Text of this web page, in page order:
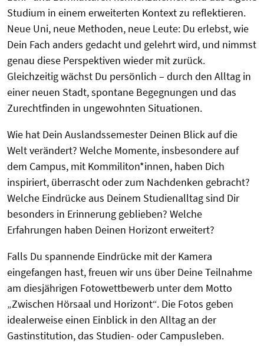
Studium in einem erweiterten Kontext zu reflektieren.
Neue Uni, neue Methoden, neue Leute: Du erlebst, wie
Dein Fach anders gedacht und gelehrt wird, und nimmst
genau diese Perspektiven wieder mit zurück.
Gleichzeitig wächst Du persönlich – durch den Alltag in
einer neuen Stadt, spontane Begegnungen und das
Zurechtfinden in ungewohnten Situationen.
Wie hat Dein Auslandssemester Deinen Blick auf die
Welt verändert? Welche Momente, insbesondere auf
dem Campus, mit Kommiliton*innen, haben Dich
inspiriert, überrascht oder zum Nachdenken gebracht?
Welche Eindrücke aus Deinem Studienalltag sind Dir
besonders in Erinnerung geblieben? Welche
Erfahrungen haben Deinen Horizont erweitert?
Falls Du spannende Eindrücke mit der Kamera
eingefangen hast, freuen wir uns über Deine Teilnahme
am diesjährigen Fotowettbewerb unter dem Motto
„Zwischen Hörsaal und Horizont“. Die Fotos geben
idealerweise einen Einblick in den Alltag an der
Gastinstitution, das Studien- oder Campusleben.